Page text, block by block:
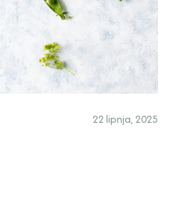
22 lipnja, 2025